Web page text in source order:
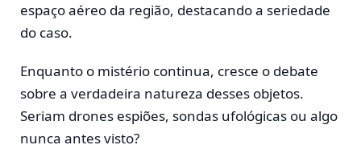
espaço aéreo da região, destacando a seriedade
do caso.
Enquanto o mistério continua, cresce o debate
sobre a verdadeira natureza desses objetos.
Seriam drones espiões, sondas ufológicas ou algo
nunca antes visto?